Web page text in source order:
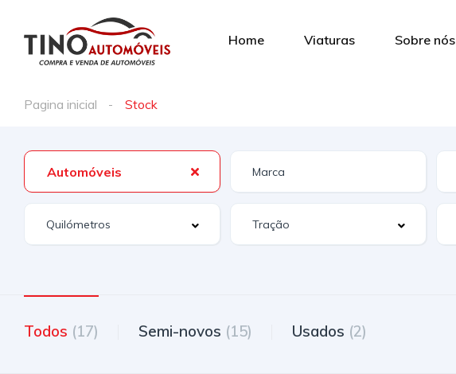
Home Viaturas Sobre nós
Pagina inicial Stock
Automóveis
Todos (17) Semi-novos (15) Usados (2)